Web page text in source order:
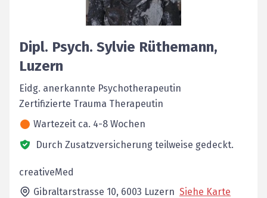
Dipl. Psych. Sylvie Rüthemann,
Luzern
Eidg. anerkannte Psychotherapeutin
Zertifizierte Trauma Therapeutin
Wartezeit ca. 4-8 Wochen
Durch Zusatzversicherung teilweise gedeckt.
creativeMed
Gibraltarstrasse 10, 6003 Luzern Siehe Karte